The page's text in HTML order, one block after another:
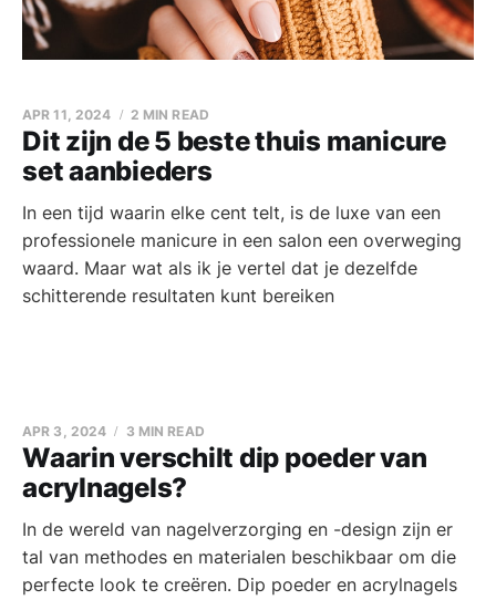
Dit zijn de 5 beste thuis manicure
set aanbieders
APR 11, 2024 2 MIN READ
In een tijd waarin elke cent telt, is de luxe van een
professionele manicure in een salon een overweging
waard. Maar wat als ik je vertel dat je dezelfde
schitterende resultaten kunt bereiken
Waarin verschilt dip poeder van
acrylnagels?
APR 3, 2024 3 MIN READ
In de wereld van nagelverzorging en -design zijn er
tal van methodes en materialen beschikbaar om die
perfecte look te creëren. Dip poeder en acrylnagels